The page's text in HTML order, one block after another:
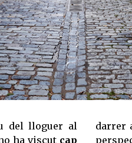
del lloguer al
ha viscut cap
darrer